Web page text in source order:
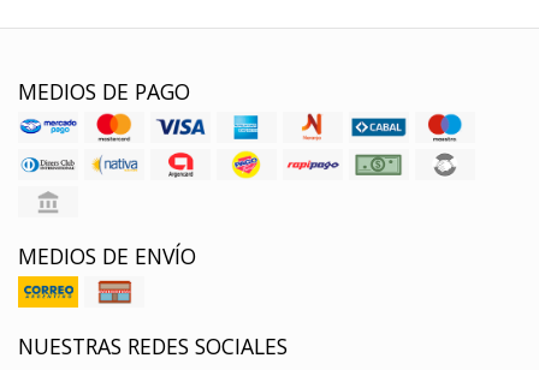
MEDIOS DE PAGO
MEDIOS DE ENVÍO
NUESTRAS REDES SOCIALES